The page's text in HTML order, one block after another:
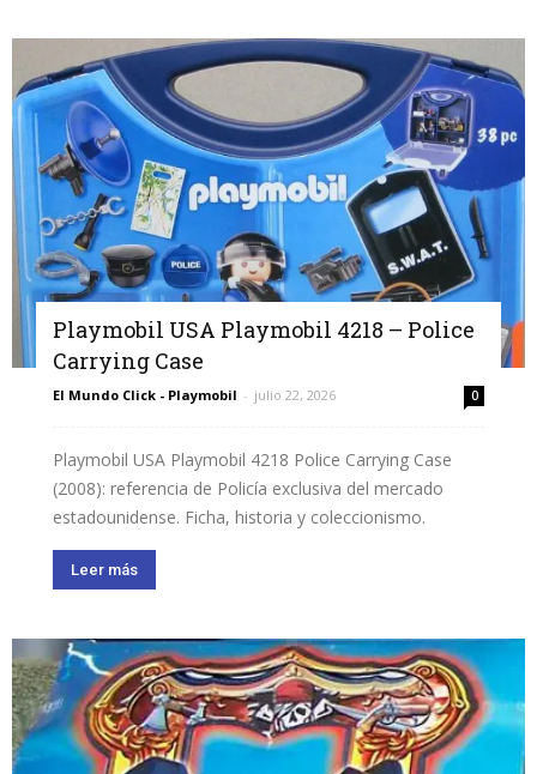
Playmobil USA Playmobil 4218 – Police
Carrying Case
El Mundo Click - Playmobil - julio 22, 2026 0
Playmobil USA Playmobil 4218 Police Carrying Case
(2008): referencia de Policía exclusiva del mercado
estadounidense. Ficha, historia y coleccionismo.
Leer más